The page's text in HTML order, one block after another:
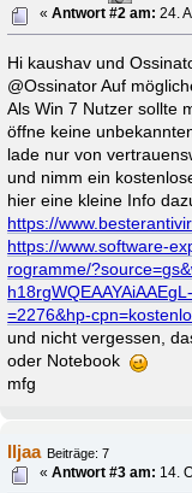
«Antwort #2 am: 24.
Hi kaushav und
@Ossinator Auf
Als Win 7 Nutzer sollte
öffne keine
lade nur von
und nimm ein
hier eine kleine Info
https://
https://www.software-
rogramme/
=2276&hp-
und nicht vergessen,
oder Notebook
mfg
Iljaa Beiträge: 7
«Antwort #3 am: 14.